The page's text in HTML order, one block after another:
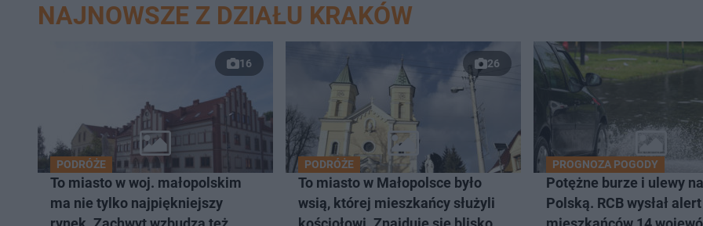
NAJNOWSZE Z DZIAŁU KRAKÓW
16
PODRÓŻE
To miasto w woj. małopolskim
ma nie tylko najpiękniejszy
26
PODRÓŻE
To miasto w Małopolsce było
wsią, której mieszkańcy służyli
PROGNOZA POGODY
Potężne burze i ulewy
Polską. RCB wysłał